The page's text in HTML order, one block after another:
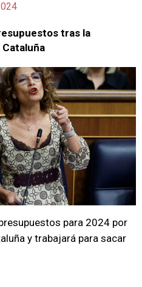
tras la
para 2024 por
y trabajará para sacar